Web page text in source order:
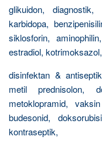
glikuidon,
karbidopa,
siklosforin,
estradiol,
disinfektan &
metil prednisolon,
metoklopramid,
budesonid,
kontraseptik,